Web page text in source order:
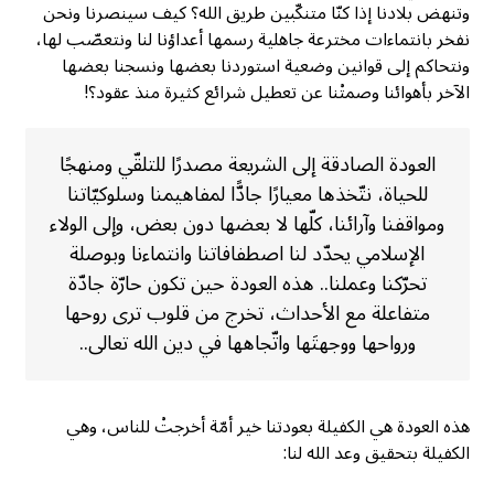
وتنهض بلادنا إذا كنّا متنكّبين طريق الله؟ كيف سينصرنا ونحن
نفخر بانتماءات مخترعة جاهلية رسمها أعداؤنا لنا ونتعصّب لها،
ونتحاكم إلى قوانين وضعية استوردنا بعضها ونسجنا بعضها
الآخر بأهوائنا وصمتْنا عن تعطيل شرائع كثيرة منذ عقود؟!
العودة الصادقة إلى الشريعة مصدرًا للتلقّي ومنهجًا
للحياة، نتّخذها معيارًا جادًّا لمفاهيمنا وسلوكيّاتنا
ومواقفنا وآرائنا، كلّها لا بعضها دون بعض، وإلى الولاء
الإسلامي يحدّد لنا اصطفافاتنا وانتماءنا وبوصلة
تحرّكنا وعملنا.. هذه العودة حين تكون حارّة جادّة
متفاعلة مع الأحداث، تخرج من قلوب ترى روحها
ورواحها ووجهتَها واتّجاهها في دين الله تعالى..
هذه العودة هي الكفيلة بعودتنا خير أمّة أخرجتْ للناس، وهي
الكفيلة بتحقيق وعد الله لنا: